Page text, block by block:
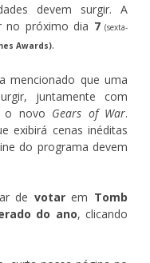
devem surgir. A
no próximo dia 7(sexta-
Awards).
mencionado que uma
juntamente com
novo Gears of War.
exibirá cenas inéditas
do programa devem
de votarem Tomb
do ano, clicando